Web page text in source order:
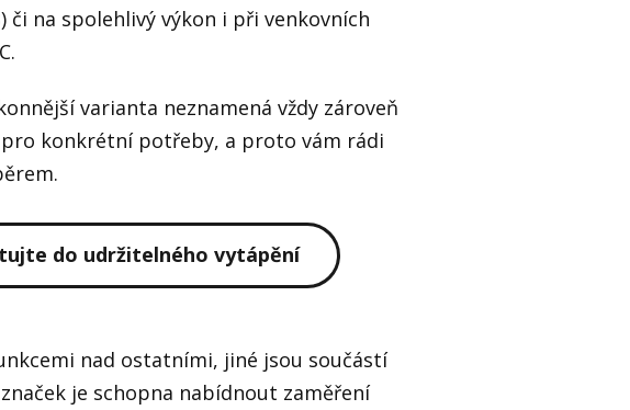
či na spolehlivý výkon i při venkovních
varianta neznamená vždy zároveň
konkrétní potřeby, a proto vám rádi
do udržitelného vytápění
nad ostatními, jiné jsou součástí
je schopna nabídnout zaměření